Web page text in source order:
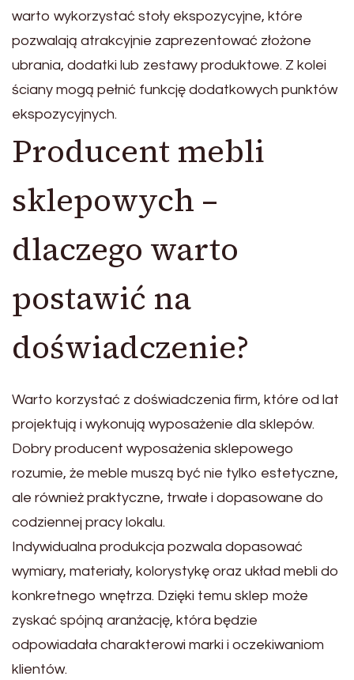
warto wykorzystać stoły ekspozycyjne, które
pozwalają atrakcyjnie zaprezentować złożone
ubrania, dodatki lub zestawy produktowe. Z kolei
ściany mogą pełnić funkcję dodatkowych punktów
ekspozycyjnych.
Producent mebli
sklepowych –
dlaczego warto
postawić na
doświadczenie?
Warto korzystać z doświadczenia firm, które od lat
projektują i wykonują wyposażenie dla sklepów.
Dobry producent wyposażenia sklepowego
rozumie, że meble muszą być nie tylko estetyczne,
ale również praktyczne, trwałe i dopasowane do
codziennej pracy lokalu.
Indywidualna produkcja pozwala dopasować
wymiary, materiały, kolorystykę oraz układ mebli do
konkretnego wnętrza. Dzięki temu sklep może
zyskać spójną aranżację, która będzie
odpowiadała charakterowi marki i oczekiwaniom
klientów.